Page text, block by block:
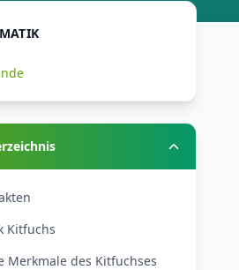
Kitfuchs
Merkmale des Kitfuchses